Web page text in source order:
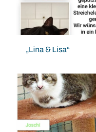
„Lina & Lisa“